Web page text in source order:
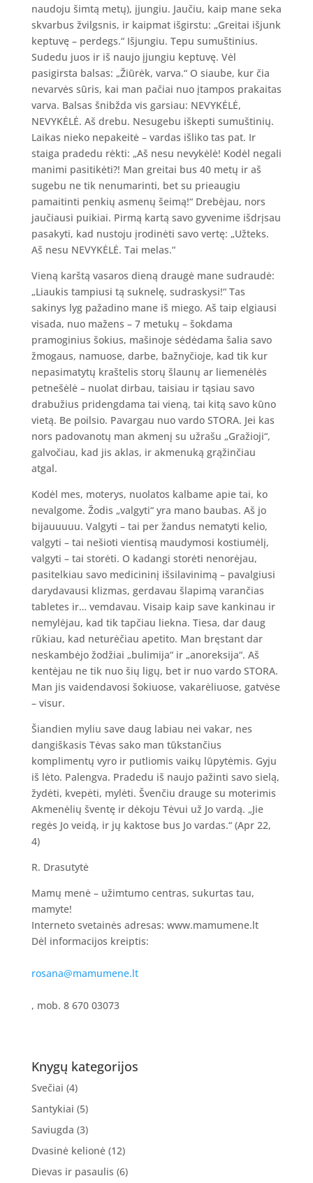
naudoju šimtą metų), įjungiu. Jaučiu, kaip mane seka
skvarbus žvilgsnis, ir kaipmat išgirstu: „Greitai išjunk
keptuvę – perdegs.“ Išjungiu. Tepu sumuštinius.
Sudedu juos ir iš naujo įjungiu keptuvę. Vėl
pasigirsta balsas: „Žiūrėk, varva.“ O siaube, kur čia
nevarvės sūris, kai man pačiai nuo įtampos prakaitas
varva. Balsas šnibžda vis garsiau: NEVYKĖLĖ,
NEVYKĖLĖ. Aš drebu. Nesugebu iškepti sumuštinių.
Laikas nieko nepakeitė – vardas išliko tas pat. Ir
staiga pradedu rėkti: „Aš nesu nevykėlė! Kodėl negali
manimi pasitikėti?! Man greitai bus 40 metų ir aš
sugebu ne tik nenumarinti, bet su prieaugiu
pamaitinti penkių asmenų šeimą!“ Drebėjau, nors
jaučiausi puikiai. Pirmą kartą savo gyvenime išdrįsau
pasakyti, kad nustoju įrodinėti savo vertę: „Užteks.
Aš nesu NEVYKĖLĖ. Tai melas.“
Vieną karštą vasaros dieną draugė mane sudraudė:
„Liaukis tampiusi tą suknelę, sudraskysi!“ Tas
sakinys lyg pažadino mane iš miego. Aš taip elgiausi
visada, nuo mažens – 7 metukų – šokdama
pramoginius šokius, mašinoje sėdėdama šalia savo
žmogaus, namuose, darbe, bažnyčioje, kad tik kur
nepasimatytų kraštelis storų šlaunų ar liemenėlės
petnešėlė – nuolat dirbau, taisiau ir tąsiau savo
drabužius pridengdama tai vieną, tai kitą savo kūno
vietą. Be poilsio. Pavargau nuo vardo STORA. Jei kas
nors padovanotų man akmenį su užrašu „Gražioji“,
galvočiau, kad jis aklas, ir akmenuką grąžinčiau
atgal.
Kodėl mes, moterys, nuolatos kalbame apie tai, ko
nevalgome. Žodis „valgyti“ yra mano baubas. Aš jo
bijauuuuu. Valgyti – tai per žandus nematyti kelio,
valgyti – tai nešioti vientisą maudymosi kostiumėlį,
valgyti – tai storėti. O kadangi storėti nenorėjau,
pasitelkiau savo medicininį išsilavinimą – pavalgiusi
darydavausi klizmas, gerdavau šlapimą varančias
tabletes ir… vemdavau. Visaip kaip save kankinau ir
nemylėjau, kad tik tapčiau liekna. Tiesa, dar daug
rūkiau, kad neturėčiau apetito. Man bręstant dar
neskambėjo žodžiai „bulimija“ ir „anoreksija“. Aš
kentėjau ne tik nuo šių ligų, bet ir nuo vardo STORA.
Man jis vaidendavosi šokiuose, vakarėliuose, gatvėse
– visur.
Šiandien myliu save daug labiau nei vakar, nes
dangiškasis Tėvas sako man tūkstančius
komplimentų vyro ir putliomis vaikų lūpytėmis. Gyju
iš lėto. Palengva. Pradedu iš naujo pažinti savo sielą,
žydėti, kvepėti, mylėti. Švenčiu drauge su moterimis
Akmenėlių šventę ir dėkoju Tėvui už Jo vardą. „Jie
regės Jo veidą, ir jų kaktose bus Jo vardas.“ (Apr 22,
4)
R. Drasutytė
Mamų menė – užimtumo centras, sukurtas tau,
mamyte!
Interneto svetainės adresas: www.mamumene.lt
Dėl informacijos kreiptis:
rosana@mamumene.lt
, mob. 8 670 03073
Knygų kategorijos
Svečiai (4)
Santykiai (5)
Saviugda (3)
Dvasinė kelionė (12)
Dievas ir pasaulis (6)